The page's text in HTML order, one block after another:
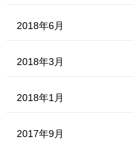
2018年6月
2018年3月
2018年1月
2017年9月